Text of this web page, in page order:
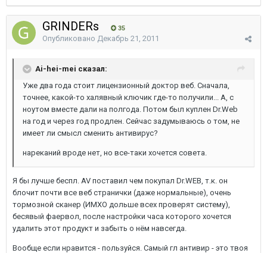
GRINDERs 35
Опубликовано Декабрь 21, 2011
Ai-hei-mei сказал:
Уже два года стоит лицензионный доктор веб. Сначала,
точнее, какой-то халявный ключик где-то получили... А, с
ноутом вместе дали на полгода. Потом был куплен Dr.Web
на год и через год продлен. Сейчас задумываюсь о том, не
имеет ли смысл сменить антивирус?
нареканий вроде нет, но все-таки хочется совета.
Я бы лучше беспл. AV поставил чем покупал Dr.WEB, т.к. он
блочит почти все веб странички (даже нормальные), очень
тормозной сканер (ИМХО дольше всех проверят систему),
бесявый фаервол, после настройки часа которого хочется
удалить этот продукт и забыть о нём навсегда.
Вообще если нравится - пользуйся. Самый гл антивир - это твоя